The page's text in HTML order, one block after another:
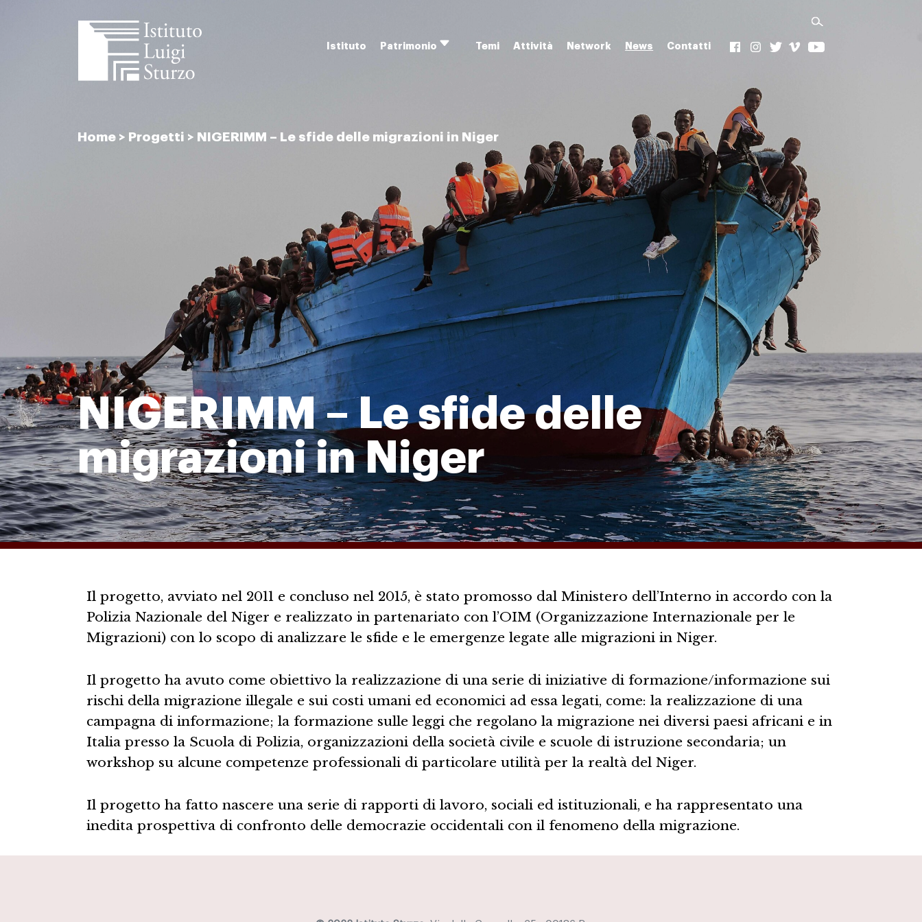
Istituto Patrimonio Temi Attività Network News Contatti f Ig v yt
Home > Progetti > NIGERIMM – Le sfide delle migrazioni in Niger
NIGERIMM – Le sfide delle
migrazioni in Niger
Il progetto, avviato nel 2011 e concluso nel 2015, è stato promosso dal Ministero dell’Interno in accordo con la
Polizia Nazionale del Niger e realizzato in partenariato con l’OIM (Organizzazione Internazionale per le
Migrazioni) con lo scopo di analizzare le sfide e le emergenze legate alle migrazioni in Niger.
Il progetto ha avuto come obiettivo la realizzazione di una serie di iniziative di formazione/informazione sui
rischi della migrazione illegale e sui costi umani ed economici ad essa legati, come: la realizzazione di una
campagna di informazione; la formazione sulle leggi che regolano la migrazione nei diversi paesi africani e in
Italia presso la Scuola di Polizia, organizzazioni della società civile e scuole di istruzione secondaria; un
workshop su alcune competenze professionali di particolare utilità per la realtà del Niger.
Il progetto ha fatto nascere una serie di rapporti di lavoro, sociali ed istituzionali, e ha rappresentato una
inedita prospettiva di confronto delle democrazie occidentali con il fenomeno della migrazione.